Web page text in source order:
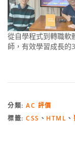
從自學程式到轉職軟
師，有效學習成長的
分類: AC 評價
標籤: CSS 、 HTML 、